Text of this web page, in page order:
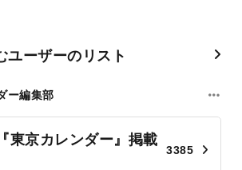
ユーザーのリスト
ー編集部
東京カレンダー』掲載
3385